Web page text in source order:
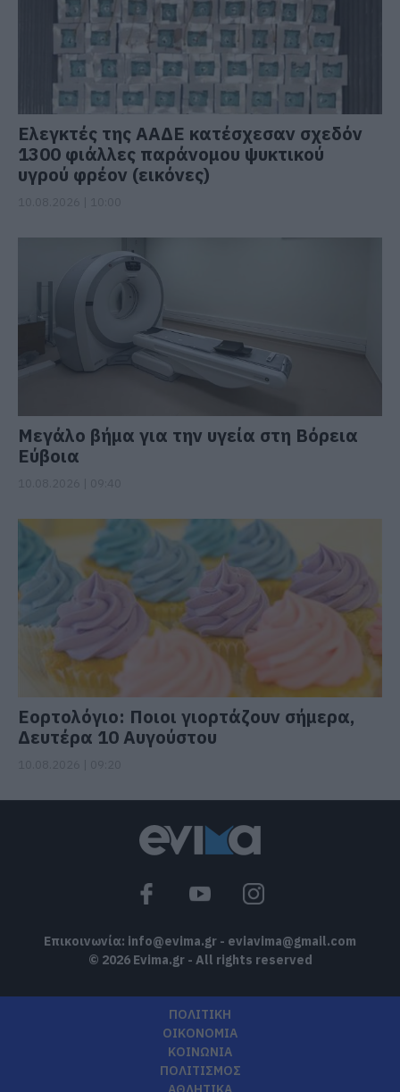
Ελεγκτές της ΑΑΔΕ κατέσχεσαν σχεδόν
1300 φιάλλες παράνομου ψυκτικού
υγρού φρέον (εικόνες)
Μεγάλο βήμα για την υγεία στη Βόρεια
Εύβοια
Εορτολόγιο: Ποιοι γιορτάζουν σήμερα,
Δευτέρα 10 Αυγούστου
Επικοινωνία: info@evima.gr - eviavima@gmail.com
© 2026 Evima.gr - All rights reserved
ΠΟΛΙΤΙΚΗ
ΟΙΚΟΝΟΜΙΑ
ΚΟΙΝΩΝΙΑ
ΠΟΛΙΤΙΣΜΟΣ